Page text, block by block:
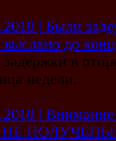
| Были
выслано до
в
недели.
|
ПОЛУЧЕНЫ